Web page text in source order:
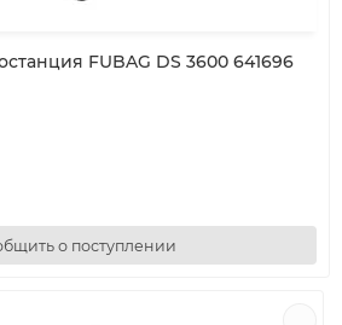
FUBAG DS 3600 641696
о поступлении